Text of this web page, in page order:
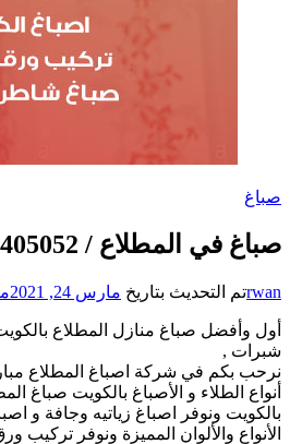
صباغ
صباغ في المطلاع / 66405052 / معلم صباغ منازل تركيب ورق جدران
rwanتم التحديث بتاريخ مارس 24, 2021
أول وأفضل صباغ منازل المطلاع
شبرات ,
نرحب بكم في شركة اصباغ المطلاع
أنواع الطلاء و الأصباغ بالكويت صباغ
بالكويت ونوفر اصباغ زياتيه وجافة و
الأنواع والألوان المميزة ونوفر